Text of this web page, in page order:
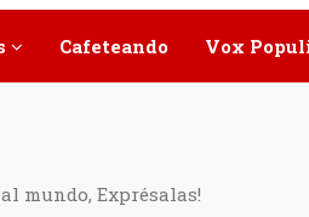
Cafeteando Vox
mundo, Exprésalas!